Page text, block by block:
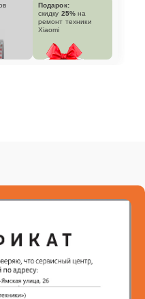
Подарок:
скидку 25% на
ремонт техники
Xiaomi